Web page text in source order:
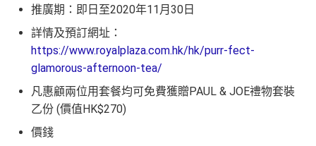
推廣期：即日至2020年11月30日
詳情及預訂網址：
https://www.royalplaza.com.hk/hk/purr-fect-
glamorous-afternoon-tea/
凡惠顧兩位用套餐均可免費獲贈PAUL & JOE禮物套裝
乙份 (價值HK$270)
價錢